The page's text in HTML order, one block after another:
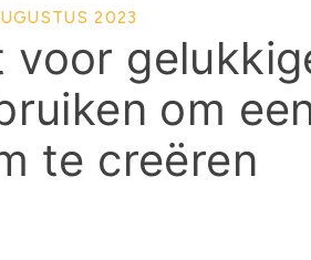
2023
om
te creëren